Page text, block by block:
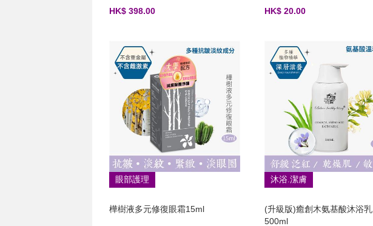
HK$ 398.00 HK$ 20.00
眼部護理
樺樹液多元修復眼霜15ml
沐浴.潔膚
(升級版)癒創木氨基酸沐浴乳
500ml